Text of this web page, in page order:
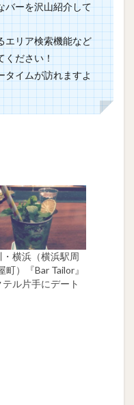
バーを沢山紹介して
エリア検索機能など
ください！
タイムが訪れますよ
・横浜（横浜駅周
町）『Bar Tailor』
テル片手にデート